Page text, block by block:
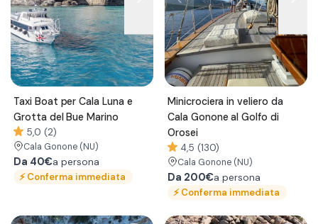
Taxi Boat per Cala Luna e
Grotta del Bue Marino
5,0 (2)
Cala Gonone (NU)
Da 40€a persona
⚡Conferma immediata
Minicrociera in veliero da
Cala Gonone al Golfo di
Orosei
4,5 (130)
Cala Gonone (NU)
Da 200€a persona
⚡Conferma immediata